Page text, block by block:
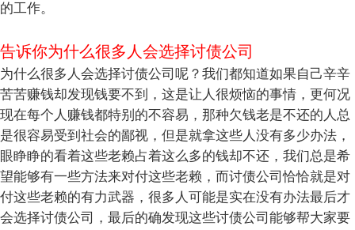
的工作。
告诉你为什么很多人会选择讨债公司
为什么很多人会选择讨债公司呢？我们都知道如果自己辛辛
苦苦赚钱却发现钱要不到，这是让人很烦恼的事情，更何况
现在每个人赚钱都特别的不容易，那种欠钱老是不还的人总
是很容易受到社会的鄙视，但是就拿这些人没有多少办法，
眼睁睁的看着这些老赖占着这么多的钱却不还，我们总是希
望能够有一些方法来对付这些老赖，而讨债公司恰恰就是对
付这些老赖的有力武器，很多人可能是实在没有办法最后才
会选择讨债公司，最后的确发现这些讨债公司能够帮大家要